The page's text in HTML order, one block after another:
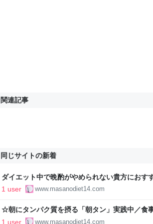
関連記事
同じサイトの新着
ダイエット中で晩酌がやめられない貴方におす
エット成功14キロ痩せのコツ
1 user www.masanodiet14.com
☆朝にタンパク質を摂る「朝タン」実践中／食
ダイエット成功14キロ痩せのコツ
1 user www.masanodiet14.com